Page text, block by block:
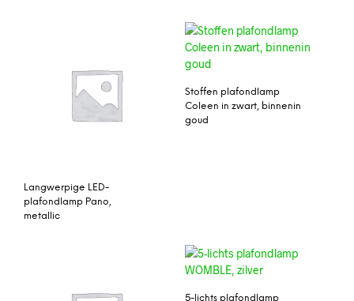
Langwerpige LED-
plafondlamp Pano,
metallic
Stoffen plafondlamp
Coleen in zwart, binnenin
goud
5-lichts plafondlamp